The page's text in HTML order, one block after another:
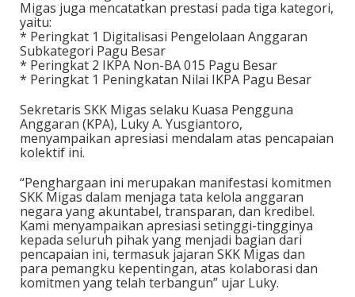
Migas juga mencatatkan prestasi pada tiga kategori,
yaitu:
* Peringkat 1 Digitalisasi Pengelolaan Anggaran
Subkategori Pagu Besar
* Peringkat 2 IKPA Non-BA 015 Pagu Besar
* Peringkat 1 Peningkatan Nilai IKPA Pagu Besar
Sekretaris SKK Migas selaku Kuasa Pengguna
Anggaran (KPA), Luky A. Yusgiantoro,
menyampaikan apresiasi mendalam atas pencapaian
kolektif ini.
“Penghargaan ini merupakan manifestasi komitmen
SKK Migas dalam menjaga tata kelola anggaran
negara yang akuntabel, transparan, dan kredibel.
Kami menyampaikan apresiasi setinggi-tingginya
kepada seluruh pihak yang menjadi bagian dari
pencapaian ini, termasuk jajaran SKK Migas dan
para pemangku kepentingan, atas kolaborasi dan
komitmen yang telah terbangun” ujar Luky.